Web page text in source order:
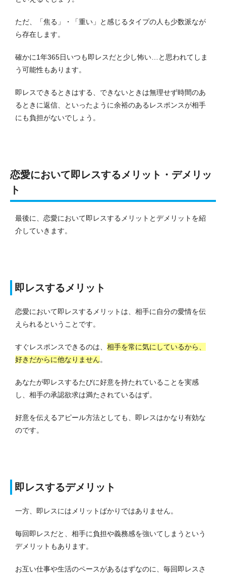
ただ、「焦る」・「重い」と感じるタイプの人も少数派なが
ら存在します。
確かに1年365日いつも即レスだと少し怖い…と思われてしま
う可能性もあります。
即レスできるときはする、できないときは無理せず時間のあ
るときに返信、といったように余裕のあるレスポンスが相手
にも負担がないでしょう。
恋愛において即レスするメリット・デメリッ
ト
最後に、恋愛において即レスするメリットとデメリットを紹
介していきます。
即レスするメリット
恋愛において即レスするメリットは、相手に自分の愛情を伝
えられるということです。
すぐレスポンスできるのは、 相手を常に気にしているから、
好きだからに他なりません。
あなたが即レスするたびに好意を持たれていることを実感
し、相手の承認欲求は満たされているはず。
好意を伝えるアピール方法としても、即レスはかなり有効な
のです。
即レスするデメリット
一方、即レスにはメリットばかりではありません。
毎回即レスだと、相手に負担や義務感を強いてしまうという
デメリットもあります。
お互い仕事や生活のペースがあるはずなのに、毎回即レスさ